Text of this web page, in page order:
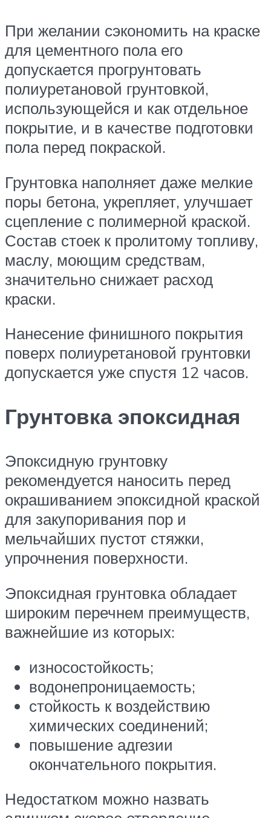
При желании сэкономить на краске
для цементного пола его
допускается прогрунтовать
полиуретановой грунтовкой,
использующейся и как отдельное
покрытие, и в качестве подготовки
пола перед покраской.
Грунтовка наполняет даже мелкие
поры бетона, укрепляет, улучшает
сцепление с полимерной краской.
Состав стоек к пролитому топливу,
маслу, моющим средствам,
значительно снижает расход
краски.
Нанесение финишного покрытия
поверх полиуретановой грунтовки
допускается уже спустя 12 часов.
Грунтовка эпоксидная
Эпоксидную грунтовку
рекомендуется наносить перед
окрашиванием эпоксидной краской
для закупоривания пор и
мельчайших пустот стяжки,
упрочнения поверхности.
Эпоксидная грунтовка обладает
широким перечнем преимуществ,
важнейшие из которых:
износостойкость;
водонепроницаемость;
стойкость к воздействию
химических соединений;
повышение адгезии
окончательного покрытия.
Недостатком можно назвать